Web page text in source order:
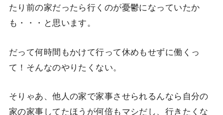
たり前の家だったら行くのが憂鬱になっていたか
も・・・と思います。
だって何時間もかけて行って休めもせずに働くっ
て！そんなのやりたくない。
そりゃあ、他人の家で家事させられるんなら自分の
家の家事してたほうが何倍もマシだし、行きたくな